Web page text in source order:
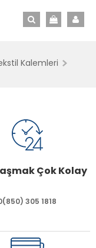
Kalemleri
Çok Kolay
305 1818